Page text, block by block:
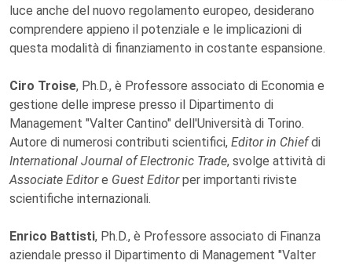
luce anche del nuovo regolamento europeo, desiderano
comprendere appieno il potenziale e le implicazioni di
questa modalità di finanziamento in costante espansione.
Ciro Troise, Ph.D., è Professore associato di Economia e
gestione delle imprese presso il Dipartimento di
Management "Valter Cantino" dell'Università di Torino.
Autore di numerosi contributi scientifici, Editor in Chiefdi
International Journal of Electronic Trade, svolge attività di
Associate Editore Guest Editorper importanti riviste
scientifiche internazionali.
Enrico Battisti, Ph.D., è Professore associato di Finanza
aziendale presso il Dipartimento di Management "Valter